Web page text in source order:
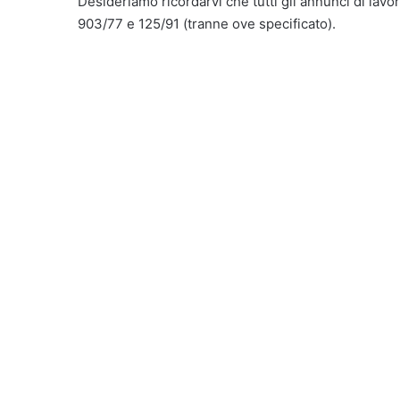
903/77 e 125/91 (tranne ove specificato).